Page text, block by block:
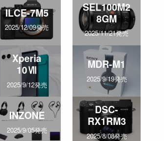
ILCE-7M5
2025/12/09発売
SEL100M2
8GM
2025/11/21発売
Xperia
10Ⅶ
2025/9/12発売
MDR-M1
2025/9/19発売
INZONE
2025/9/05発売
DSC-
RX1RM3
2025/8/08発売